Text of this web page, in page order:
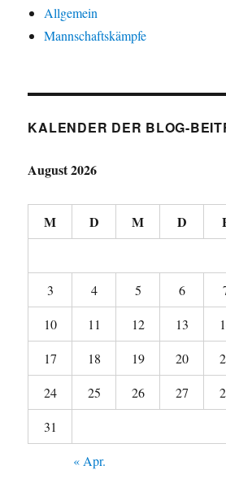
Allgemein
Mannschaftskämpfe
KALENDER DER BLOG-
August 2026
M D M D
3
4 5 6
10
11 12 13
17
18 19 20
24
25 26 27
31
« Apr.